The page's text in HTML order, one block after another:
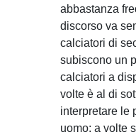
abbastanza
discorso va
calciatori di
subiscono un
calciatori a
volte è al di
interpretare le
uomo: a volte